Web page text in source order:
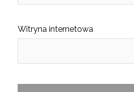
Witryna internetowa